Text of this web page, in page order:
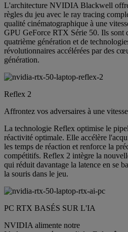
L'architecture NVIDIA Blackwell
règles du jeu avec le ray tracing
qualité cinématographique à une
GPU GeForce RTX Série 50. Ils sont
quatrième génération et de
révolutionnaires accélérées par des
génération.
Reflex 2
Affrontez vos adversaires à une
La technologie Reflex optimise le
réactivité optimale. Elle accélère
les temps de réaction et renforce la
compétitifs. Reflex 2 intègre la
qui réduit davantage la latence en se
la souris dans le jeu.
PC RTX BASÉS SUR L'IA
NVIDIA alimente notre